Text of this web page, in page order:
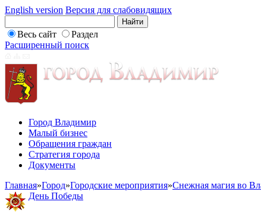
English version Версия для слабовидящих
Весь сайт
Раздел
Расширенный поиск
Город Владимир
Малый бизнес
Обращения граждан
Стратегия города
Документы
Главная»Город»Городские мероприятия»Снежная магия во
День Победы